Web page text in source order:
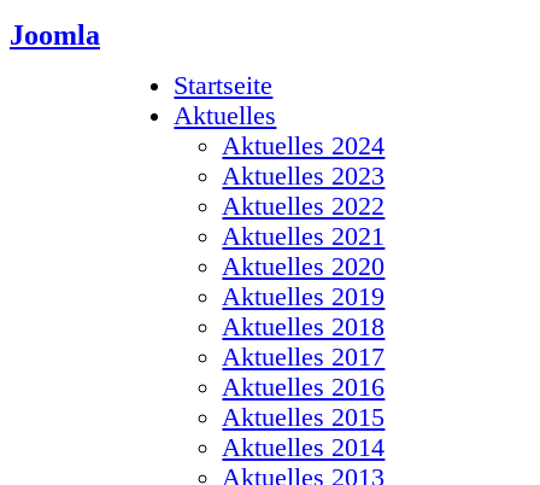
Joomla
Startseite
Aktuelles
Aktuelles 2024
Aktuelles 2023
Aktuelles 2022
Aktuelles 2021
Aktuelles 2020
Aktuelles 2019
Aktuelles 2018
Aktuelles 2017
Aktuelles 2016
Aktuelles 2015
Aktuelles 2014
Aktuelles 2013